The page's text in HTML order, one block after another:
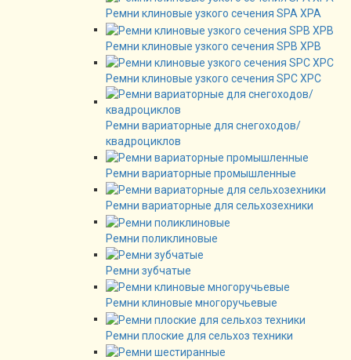
Ремни клиновые узкого сечения SPA XPA
Ремни клиновые узкого сечения SPB XPB
Ремни клиновые узкого сечения SPC XPC
Ремни вариаторные для снегоходов/
квадроциклов
Ремни вариаторные промышленные
Ремни вариаторные для сельхозехники
Ремни поликлиновые
Ремни зубчатые
Ремни клиновые многоручьевые
Ремни плоские для сельхоз техники